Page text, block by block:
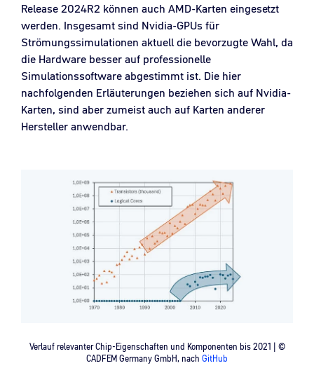
Release 2024R2 können auch AMD-Karten eingesetzt
werden. Insgesamt sind Nvidia-GPUs für
Strömungssimulationen aktuell die bevorzugte Wahl, da
die Hardware besser auf professionelle
Simulationssoftware abgestimmt ist. Die hier
nachfolgenden Erläuterungen beziehen sich auf Nvidia-
Karten, sind aber zumeist auch auf Karten anderer
Hersteller anwendbar.
Verlauf relevanter Chip-Eigenschaften und Komponenten bis 2021 | ©
CADFEM Germany GmbH, nach GitHub